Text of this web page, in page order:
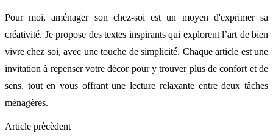
Pour moi, aménager son chez-soi est un moyen d'exprimer sa
créativité. Je propose des textes inspirants qui explorent l’art de bien
vivre chez soi, avec une touche de simplicité. Chaque article est une
invitation à repenser votre décor pour y trouver plus de confort et de
sens, tout en vous offrant une lecture relaxante entre deux tâches
ménagères.
Article prècèdent